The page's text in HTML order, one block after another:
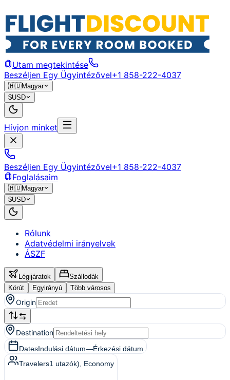
Utam megtekintése
Beszéljen Egy Ügyintézővel+1 858-222-4037
🇭🇺Magyar
$USD
Hívjon minket
Beszéljen Egy Ügyintézővel+1 858-222-4037
Foglalásaim
🇭🇺Magyar
$USD
Rólunk
Adatvédelmi irányelvek
ÁSZF
Légijáratok
Szállodák
Körút
Egyirányú Több városos
Origin
Destination
DatesIndulási dátum—Érkezési dátum
Travelers1 utazók) , Economy